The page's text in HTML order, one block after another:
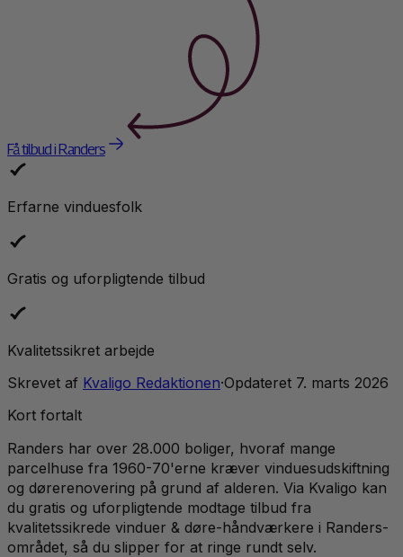
Få tilbud i Randers
Erfarne vinduesfolk
Gratis og uforpligtende tilbud
Kvalitetssikret arbejde
Skrevet af Kvaligo Redaktionen·Opdateret 7. marts 2026
Kort fortalt
Randers har over 28.000 boliger, hvoraf mange
parcelhuse fra 1960-70'erne kræver vinduesudskiftning
og dørerenovering på grund af alderen. Via Kvaligo kan
du gratis og uforpligtende modtage tilbud fra
kvalitetssikrede vinduer & døre-håndværkere i Randers-
området, så du slipper for at ringe rundt selv.